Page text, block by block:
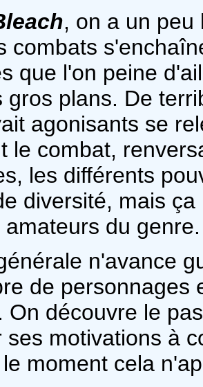
, on a un peu
combats
que l'on peine
gros plans. De
agonisants se
le combat,
les différents
diversité, mais
du genre.
n'avance
de personnages
On découvre le
ses motivations à
moment cela